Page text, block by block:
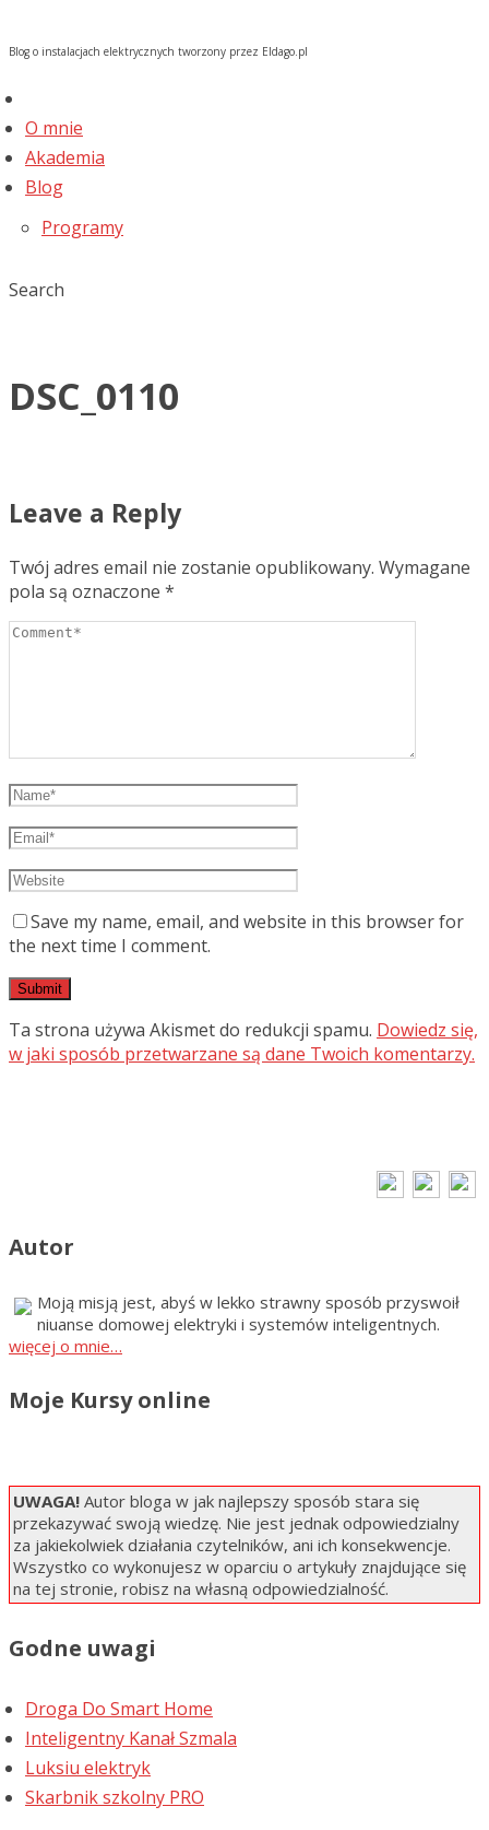
Blog o instalacjach elektrycznych tworzony przez Eldago.pl
O mnie
Akademia
Blog
Programy
Search
DSC_0110
Leave a Reply
Twój adres email nie zostanie opublikowany. Wymagane
pola są oznaczone *
Save my name, email, and website in this browser for
the next time I comment.
Ta strona używa Akismet do redukcji spamu. Dowiedz się,
w jaki sposób przetwarzane są dane Twoich komentarzy.
Autor
Moją misją jest, abyś w lekko strawny sposób przyswoił
niuanse domowej elektryki i systemów inteligentnych.
więcej o mnie…
Moje Kursy online
UWAGA! Autor bloga w jak najlepszy sposób stara się
przekazywać swoją wiedzę. Nie jest jednak odpowiedzialny
za jakiekolwiek działania czytelników, ani ich konsekwencje.
Wszystko co wykonujesz w oparciu o artykuły znajdujące się
na tej stronie, robisz na własną odpowiedzialność.
Godne uwagi
Droga Do Smart Home
Inteligentny Kanał Szmala
Luksiu elektryk
Skarbnik szkolny PRO